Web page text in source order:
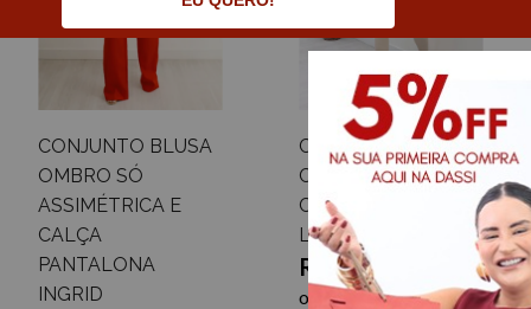
CONJUNTO BLUSA
OMBRO SÓ
ASSIMÉTRICA E
CALÇA
PANTALONA
INGRID
CONJUNTO
CANELADO
CROPPED E
LEGGING MARILDA
R$ 99,99
ou
10x de R$ 10,00